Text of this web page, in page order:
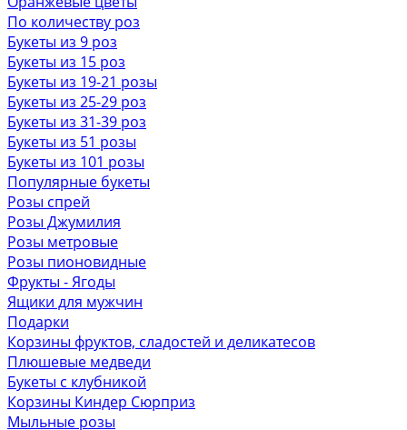
По количеству роз
Букеты из 9 роз
Букеты из 15 роз
Букеты из 19-21 розы
Букеты из 25-29 роз
Букеты из 31-39 роз
Букеты из 51 розы
Букеты из 101 розы
Популярные букеты
Розы спрей
Розы Джумилия
Розы метровые
Розы пионовидные
Фрукты - Ягоды
Ящики для мужчин
Подарки
Корзины фруктов, сладостей и деликатесов
Плюшевые медведи
Букеты с клубникой
Корзины Киндер Сюрприз
Мыльные розы